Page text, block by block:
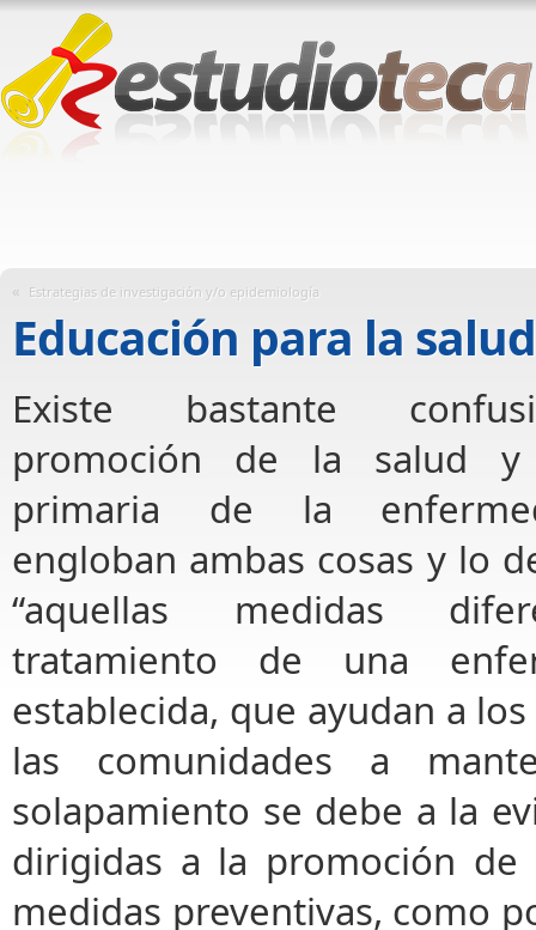
« Estrategias de investigación y/o epidemiología
Educación para la salud
Existe bastante
promoción de la salud y
primaria de la
engloban ambas cosas y lo
“aquellas medidas
tratamiento de una
establecida, que ayudan a
las comunidades a
solapamiento se debe a la
dirigidas a la promoción
medidas preventivas, como